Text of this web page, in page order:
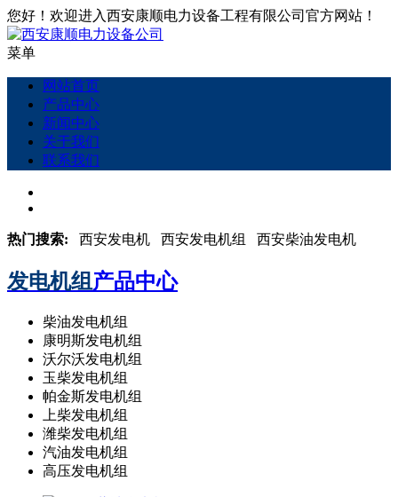
您好！欢迎进入西安康顺电力设备工程有限公司官方网站！
菜单
网站首页
产品中心
新闻中心
关于我们
联系我们
热门搜索: 西安发电机 西安发电机组 西安柴油发电机
发电机组 产品中心
柴油发电机组
康明斯发电机组
沃尔沃发电机组
玉柴发电机组
帕金斯发电机组
上柴发电机组
潍柴发电机组
汽油发电机组
高压发电机组